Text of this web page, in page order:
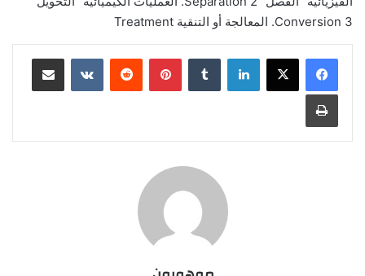
Conversion 3. المعالجة أو التنقية Treatment
لينكدإن بينتيريست